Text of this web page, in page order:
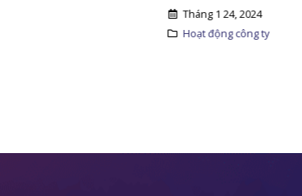
Tháng 1 24, 2024
Hoạt động công ty